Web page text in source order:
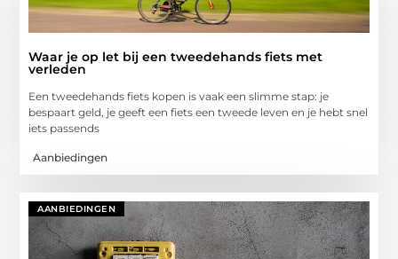
Waar je op let bij een tweedehands fiets met
verleden
Een tweedehands fiets kopen is vaak een slimme stap: je
bespaart geld, je geeft een fiets een tweede leven en je hebt snel
iets passends
Aanbiedingen
AANBIEDINGEN